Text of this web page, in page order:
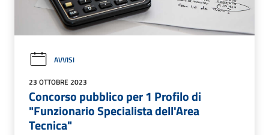
AVVISI
23 OTTOBRE 2023
Concorso pubblico per 1 Profilo di
"Funzionario Specialista dell'Area
Tecnica"